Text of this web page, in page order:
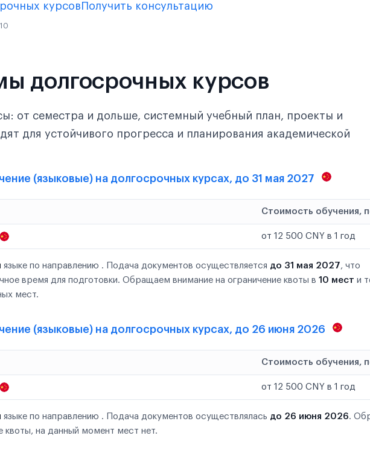
курсов Получить консультацию
долгосрочных курсов
от семестра и дольше, системный учебный план, проекты и
для устойчивого прогресса и планирования академической
(языковые) на долгосрочных курсах, до 31 мая 2027
Стоимость обучения,
от 12 500 CNY в 1 год
языке по направлению . Подача документов осуществляется до 31 мая 2027, что
время для подготовки. Обращаем внимание на ограничение квоты в 10 мест и
мест.
(языковые) на долгосрочных курсах, до 26 июня 2026
Стоимость обучения,
от 12 500 CNY в 1 год
языке по направлению . Подача документов осуществлялась до 26 июня 2026.
квоты, на данный момент мест нет.